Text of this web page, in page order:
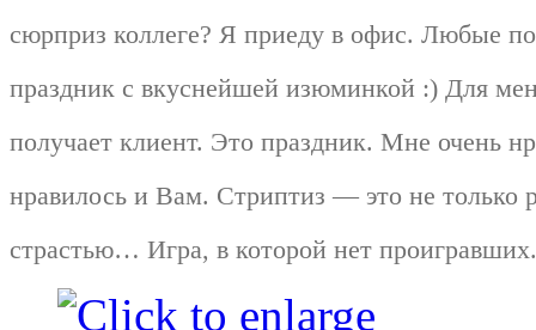
сюрприз коллеге? Я приеду в офис. Любые
праздник с вкуснейшей изюминкой :) Для
получает клиент. Это праздник. Мне очень
нравилось и Вам. Стриптиз — это не
страстью… Игра, в которой нет проигравших.